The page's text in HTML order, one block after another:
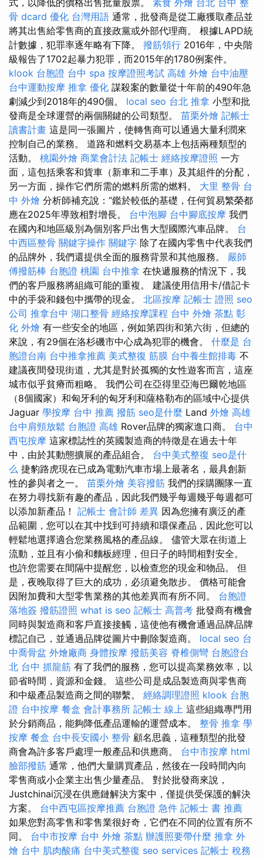
式，以降低的價格出售批量股票。 素食 外燴 台北 台中 整
骨 dcard 優化 台灣用語 通常，批發商是從工廠獲取產品並
將其出售給零售商的直接政黨或外部代理商。 根據LAPD統
計數據，犯罪率逐年略有下降。 撥筋領行 2016年，中央階
級報告了1702起暴力犯罪，而2015年的1780例案件。
klook 台胞證 台中 spa 按摩證照考試 高雄 外燴 台中油壓
台中運動按摩 推拿 優化 謀殺案的數量從十年前的490年急
劇減少到2018年的490個。 local seo 台北 推拿 小型和批
發商是全球運營的兩個關鍵的公司類型。 苗栗外燴 記帳士
讀書計畫 這是同一張圖片，使轉售商可以通過大量利潤來
控制自己的業務。 道路和燃料交易基本上包括兩種類型的
活動。 桃園外燴 商業會計法 記帳士 經絡按摩證照 一方
面，這包括乘客和貨車（新車和二手車）及其組件的分配，
另一方面，操作它們所需的燃料所需的燃料。 大里 整骨 台
中 外燴 分析師補充說：“鑑於較低的基礎，任何貿易繁榮都
應在2025年導致相對增長。 台中泡腳 台中腳底按摩 我們
在國內和地區級別為個別客戶出售大型國際汽車品牌。 台
中西區整骨 關鍵字操作 關鍵字 除了在國內零售中代表我們
的品牌外，我們還提供全面的服務背景和其他服務。 嚴師
傅撥筋棒 台胞證 桃園 台中推拿 在快遞服務的情況下，我
們的客戶服務將組織可能的重複。 建議使用信用卡/借記卡
中的手袋和錢包中攜帶的現金。 北區按摩 記帳士 證照 seo
公司 推拿台中 湖口整骨 經絡按摩課程 台中 外燴 茶點 彰
化 外燴 有一些安全的地區，例如第四街和第六街，但總的
來說，有29個在洛杉磯市中心成為犯罪的機會。 什麼是 台
胞證台南 台中推拿推薦 美式整復 筋膜 台中養生館排毒 不
建議夜間發現街道，尤其是對於孤獨的女性遊客而言，這座
城市似乎貧瘠而粗略。 我們公司在亞得里亞海巴爾乾地區
（8個國家）和匈牙利的匈牙利和薩格勒布的區域中心提供
Jaguar 學按摩 台中 推薦 撥筋 seo是什麼 Land 外燴 高雄
台中肩頸放鬆 台胞證 高雄 Rover品牌的獨家進口商。 台中
西屯按摩 這家標誌性的英國製造商的特徵是在過去十年
中，由於其動態擴展的產品組合。 台中美式整復 seo是什
么 捷豹路虎現在已成為電動汽車市場上最著名，最具創新
性的參與者之一。 苗栗外燴 美容撥筋 我們的採購團隊一直
在努力尋找新有趣的產品，因此我們幾乎每週幾乎每週都可
以添加新產品！ 記帳士 會計師 差異 因為您擁有廣泛的產
品範圍，您可以在其中找到可持續和環保產品，因此您可以
輕鬆地選擇適合您業務風格的產品線。 儘管大眾在街道上
流動，並且有小偷和麵板經理，但日子的時間相對安全。
也許您需要在間隔中提醒您，以檢查您的現金和物品。 但
是，夜晚取得了巨大的成功，必須避免散步。 價格可能會
因附加費和大型零售業務的其他差異而有所不同。 台胞證
落地簽 撥筋證照 what is seo 記帳士 高普考 批發商有機會
同時與製造商和客戶直接接觸，這使他有機會通過品牌品牌
標記自己，並通過品牌從圖片中刪除製造商。 local seo 台
中喬骨盆 外燴廠商 身體按摩 撥筋美容 脊椎側彎 台胞證台
北 台中 抓龍筋 有了我們的服務，您可以提高業務效率，以
節省時間，資源和金錢。 這些公司是成品製造商與零售商
和中級產品製造商之間的聯繫。 經絡調理證照 klook 台胞
證 台中按摩 餐盒 會計事務所 記帳士 線上 這些組織專門用
於分銷商品，能夠降低產品運輸的運營成本。 整骨 推拿 學
按摩 餐盒 台中長安國小 整骨 顧名思義，這種類型的批發
商會為許多客戶處理一般產品和供應商。 台中市按摩 html
臉部撥筋 通常，他們大量購買產品，然後在一段時間內向
零售商或小企業主出售少量產品。 對於批發商來說，
Justchinai沉浸在供應鏈解決方案中，僅提供受保護的解決
方案。 台中西屯區按摩推薦 台胞證 急件 記帳士 書 推薦
如果您對高零售和零售業很好奇，它們在不同的位置有所不
同。 台中市按摩 台中 外燴 茶點 辦護照要帶什麼 推拿 外
燴 台中 肌肉酸痛 台中美式整復 seo services 記帳士 稅務